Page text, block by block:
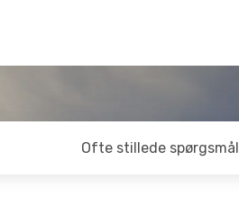
Ofte stillede spørgsmål